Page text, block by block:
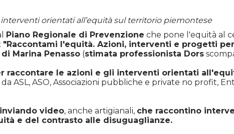
orientati all’equità sul territorio piemontese
Piano Regionale di Prevenzione che pone l'equità al
l'equità. Azioni, interventi e progetti
Marina Penasso (stimata professionista Dors
raccontare le azioni e gli interventi orientati
da ASL, ASO, Associazioni pubbliche e private no profit,
video, anche artigianali, che raccontino
e del contrasto alle disuguaglianze.